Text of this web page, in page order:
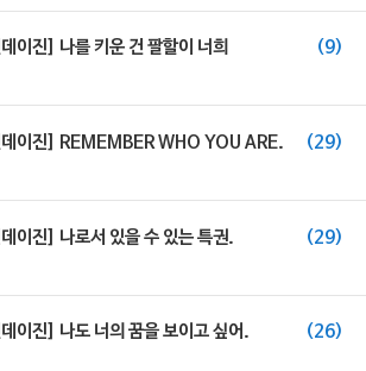
진] 나를 키운 건 팔할이 너희 (9)
이진] REMEMBER WHO YOU ARE. (29)
이진] 나로서 있을 수 있는 특권. (29)
이진] 나도 너의 꿈을 보이고 싶어. (26)